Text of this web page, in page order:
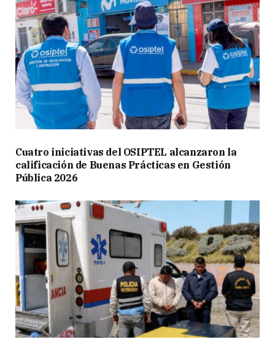
Cuatro iniciativas del OSIPTEL alcanzaron la
calificación de Buenas Prácticas en Gestión
Pública 2026